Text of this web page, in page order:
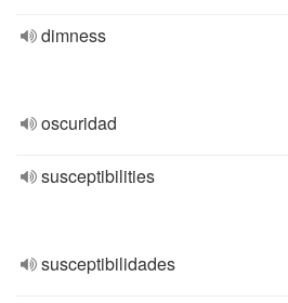
dimness
oscuridad
susceptibilities
susceptibilidades